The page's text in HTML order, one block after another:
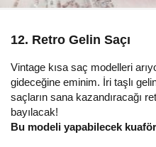
12. Retro Gelin Saçı
Vintage kısa saç modelleri
gideceğine eminim. İri taşlı
saçların sana kazandıracağı
bayılacak!
Bu modeli yapabilecek